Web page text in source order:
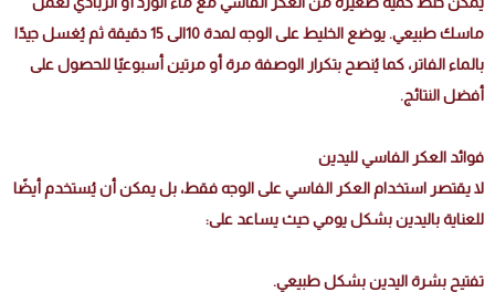
ماسك طبيعي. يوضع الخليط على الوجه لمدة 10الى 15 دقيقة ثم يُغسل جيدًا
بالماء الفاتر، كما يُنصح بتكرار الوصفة مرة أو مرتين أسبوعيًا للحصول على
أفضل النتائج.
فوائد العكر الفاسي لليدين
لا يقتصر استخدام العكر الفاسي على الوجه فقط، بل يمكن أن يُستخدم أيضًا
للعناية باليدين بشكل يومي حيث يساعد على:
تفتيح بشرة اليدين بشكل طبيعي.